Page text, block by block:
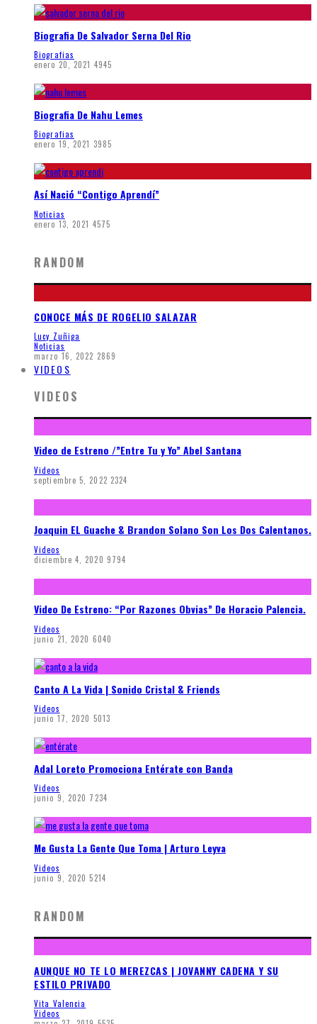
Biografia De Salvador Serna Del Rio
Biografias
enero 20, 2021 4945
Biografia De Nahu Lemes
Biografias
enero 19, 2021 3985
Así Nació “Contigo Aprendí”
Noticias
enero 13, 2021 4575
RANDOM
CONOCE MÁS DE ROGELIO SALAZAR
Lucy Zuñiga
Noticias
marzo 16, 2022 2869
VIDEOS
VIDEOS
Video de Estreno /”Entre Tu y Yo” Abel Santana
Videos
septiembre 5, 2022 2324
Joaquin EL Guache & Brandon Solano Son Los Dos Calentanos.
Videos
diciembre 4, 2020 9794
Video De Estreno: “Por Razones Obvias” De Horacio Palencia.
Videos
junio 21, 2020 6040
Canto A La Vida | Sonido Cristal & Friends
Videos
junio 17, 2020 5013
Adal Loreto Promociona Entérate con Banda
Videos
junio 9, 2020 7234
Me Gusta La Gente Que Toma | Arturo Leyva
Videos
junio 9, 2020 5214
RANDOM
AUNQUE NO TE LO MEREZCAS | JOVANNY CADENA Y SU
ESTILO PRIVADO
Vita Valencia
Videos